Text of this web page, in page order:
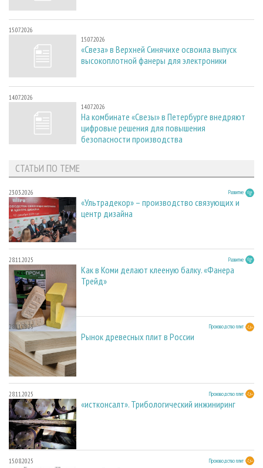
15.07.2026
15.07.2026
«Свеза» в Верхней Синячихе освоила выпуск
высокоплотной фанеры для электроники
14.07.2026
14.07.2026
На комбинате «Свезы» в Петербурге внедряют
цифровые решения для повышения
безопасности производства
СТАТЬИ ПО ТЕМЕ
23.03.2026 Развитие
«Ультрадекор» – производство связующих и
центр дизайна
28.11.2025 Развитие
Как в Коми делают клееную балку. «Фанера
Трейд»
28.11.2025 Производство плит
Рынок древесных плит в России
28.11.2025 Производство плит
«истконсалт». Трибологический инжиниринг
15.08.2025 Производство плит